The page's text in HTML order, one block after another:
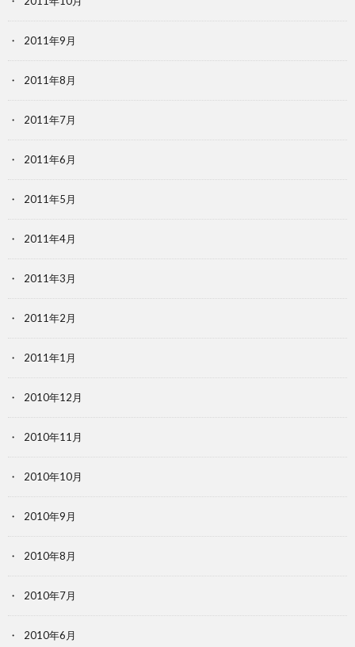
2011年9月
2011年8月
2011年7月
2011年6月
2011年5月
2011年4月
2011年3月
2011年2月
2011年1月
2010年12月
2010年11月
2010年10月
2010年9月
2010年8月
2010年7月
2010年6月